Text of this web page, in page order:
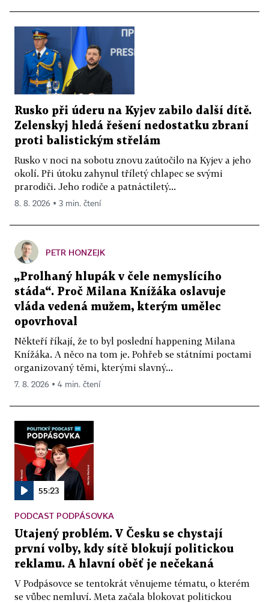
Rusko při úderu na Kyjev zabilo další dítě.
Zelenskyj hledá řešení nedostatku zbraní
proti balistickým střelám
Rusko v noci na sobotu znovu zaútočilo na Kyjev a jeho
okolí. Při útoku zahynul tříletý chlapec se svými
prarodiči. Jeho rodiče a patnáctiletý...
8. 8. 2026 ▪ 3 min. čtení
PETR HONZEJK
„Prolhaný hlupák v čele nemyslícího
stáda“. Proč Milana Knížáka oslavuje
vláda vedená mužem, kterým umělec
opovrhoval
Někteří říkají, že to byl poslední happening Milana
Knížáka. A něco na tom je. Pohřeb se státními poctami
organizovaný těmi, kterými slavný...
7. 8. 2026 ▪ 4 min. čtení
55:23
PODCAST PODPÁSOVKA
Utajený problém. V Česku se chystají
první volby, kdy sítě blokují politickou
reklamu. A hlavní oběť je nečekaná
V Podpásovce se tentokrát věnujeme tématu, o kterém
se vůbec nemluví. Meta začala blokovat politickou